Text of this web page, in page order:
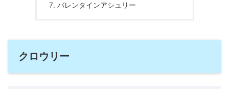
バレンタインアシュリー
クロウリー